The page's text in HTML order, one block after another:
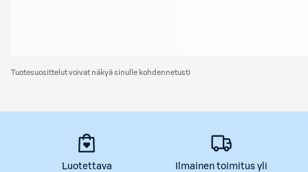
Tuotesuosittelut voivat näkyä sinulle kohdennetusti
Luotettava
Ilmainen toimitus yli